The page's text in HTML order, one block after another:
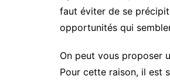
faut éviter de se
opportunités qui
On peut vous proposer
Pour cette raison, il est